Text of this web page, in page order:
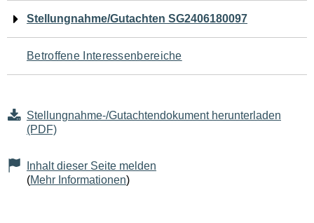
Navigation
für
den
Seiteninhalt
Stellungnahme/Gutachten SG2406180097
Betroffene Interessenbereiche
Stellungnahme-/Gutachtendokument herunterladen
(PDF)
Inhalt dieser Seite melden
(Mehr Informationen)